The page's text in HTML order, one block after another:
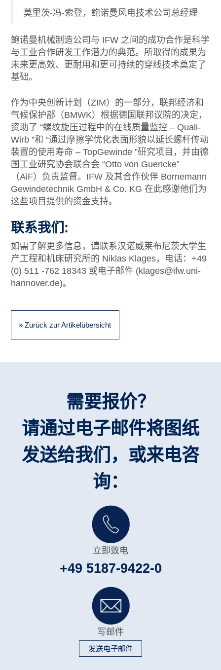
莫里茨-冯-索登，鲍诺曼风电技术公司总经理
鲍诺曼机械制造公司与 IFW 之间的成功合作是科学
与工业合作研发工作潜力的典范。所取得的成果为
未来更高效、更耐用和更可持续的穿线技术奠定了
基础。
作为中央创新计划（ZIM）的一部分，联邦经济和
气候保护部（BMWK）根据德国联邦议院的决定，
资助了 “螺纹旋压过程中的在线质量监控 – Quali-
Wirb ”和 “通过摩擦学优化表面形貌以延长螺杆传动
装置的使用寿命 – TopGewinde ”研究项目，并由德
国工业研究协会联合会 “Otto von Guericke”
（AiF）负责监督。IFW 及其合作伙伴 Bornemann
Gewindetechnik GmbH & Co. KG 在此感谢他们为
这些项目提供的资金支持。
联系我们:
如需了解更多信息，请联系汉诺威莱布尼茨大学生
产工程和机床研究所的 Niklas Klages，电话：+49
(0) 511 -762 18343 或电子邮件 (klages@ifw.uni-
hannover.de)。
» Zurück zur Artikelübersicht
需要报价？
请通过电子邮件将图纸
发送给我们，或来电咨
询：
立即致电
+49 5187-9422-0
写邮件
发送电子邮件